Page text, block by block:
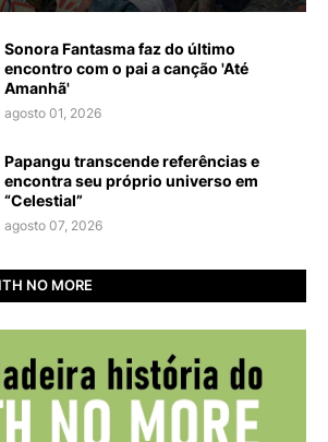
Sonora Fantasma faz do último
encontro com o pai a canção 'Até
Amanhã'
agosto 01, 2026
Papangu transcende referências e
encontra seu próprio universo em
“Celestial”
agosto 07, 2026
NO MORE